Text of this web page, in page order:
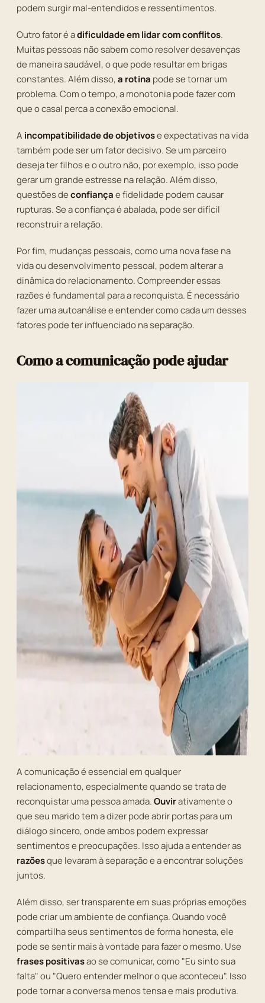
podem surgir mal-entendidos e ressentimentos.
Outro fator é adificuldade em lidar com conflitos.
Muitas pessoas não sabem como resolver desavenças
de maneira saudável, o que pode resultar em brigas
constantes. Além disso,a rotina pode se tornar um
problema. Com o tempo, a monotonia pode fazer com
que o casal perca a conexão emocional.
A incompatibilidade de objetivose expectativas na vida
também pode ser um fator decisivo. Se um parceiro
deseja ter filhos e o outro não, por exemplo, isso pode
gerar um grande estresse na relação. Além disso,
questões deconfiançae fidelidade podem causar
rupturas. Se a confiança é abalada, pode ser difícil
reconstruir a relação.
Por fim, mudanças pessoais, como uma nova fase na
vida ou desenvolvimento pessoal, podem alterar a
dinâmica do relacionamento. Compreender essas
razões é fundamental para a reconquista. É necessário
fazer uma autoanálise e entender como cada um desses
fatores pode ter influenciado na separação.
Como a comunicação pode ajudar
A comunicação é essencial em qualquer
relacionamento, especialmente quando se trata de
reconquistar uma pessoa amada.Ouvirativamente o
que seu marido tem a dizer pode abrir portas para um
diálogo sincero, onde ambos podem expressar
sentimentos e preocupações. Isso ajuda a entender as
razõesque levaram à separação e a encontrar soluções
juntos.
Além disso, ser transparente em suas próprias emoções
pode criar um ambiente de confiança. Quando você
compartilha seus sentimentos de forma honesta, ele
pode se sentir mais à vontade para fazer o mesmo. Use
frases positivasao se comunicar, como "Eu sinto sua
falta" ou "Quero entender melhor o que aconteceu". Isso
pode tornar a conversa menos tensa e mais produtiva.